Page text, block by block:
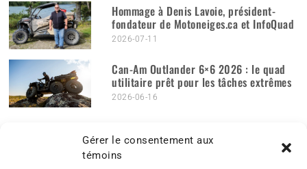
Gérer le consentement aux
témoins
Hommage à Denis Lavoie, président-
fondateur de Motoneiges.ca et InfoQuad
2026-07-11
Can-Am Outlander 6×6 2026 : le quad
utilitaire prêt pour les tâches extrêmes
2026-06-16
PUBLICATIONS MENSUELLES Publications